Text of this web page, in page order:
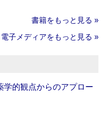
書籍をもっと見る »
電子メディアをもっと見る »
的観点からのアプロー